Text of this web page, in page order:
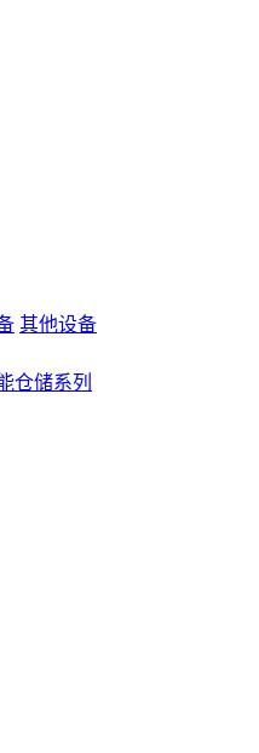
其他设备
仓储系列